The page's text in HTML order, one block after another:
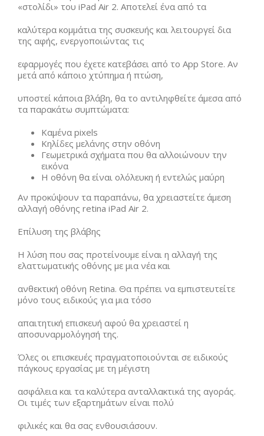
«στολίδι» του iPad Air 2. Αποτελεί ένα από τα
καλύτερα κομμάτια της συσκευής και λειτουργεί δια
της αφής, ενεργοποιώντας τις
εφαρμογές που έχετε κατεβάσει από το App Store. Αν
μετά από κάποιο χτύπημα ή πτώση,
υποστεί κάποια βλάβη, θα το αντιληφθείτε άμεσα από
τα παρακάτω συμπτώματα:
Καμένα pixels
Κηλίδες μελάνης στην οθόνη
Γεωμετρικά σχήματα που θα αλλοιώνουν την
εικόνα
Η οθόνη θα είναι ολόλευκη ή εντελώς μαύρη
Αν προκύψουν τα παραπάνω, θα χρειαστείτε άμεση
αλλαγή οθόνης retina iPad Air 2.
Επίλυση της βλάβης
Η λύση που σας προτείνουμε είναι η αλλαγή της
ελαττωματικής οθόνης με μια νέα και
ανθεκτική οθόνη Retina. Θα πρέπει να εμπιστευτείτε
μόνο τους ειδικούς για μια τόσο
απαιτητική επισκευή αφού θα χρειαστεί η
αποσυναρμολόγησή της.
Όλες οι επισκευές πραγματοποιούνται σε ειδικούς
πάγκους εργασίας με τη μέγιστη
ασφάλεια και τα καλύτερα ανταλλακτικά της αγοράς.
Οι τιμές των εξαρτημάτων είναι πολύ
φιλικές και θα σας ενθουσιάσουν.